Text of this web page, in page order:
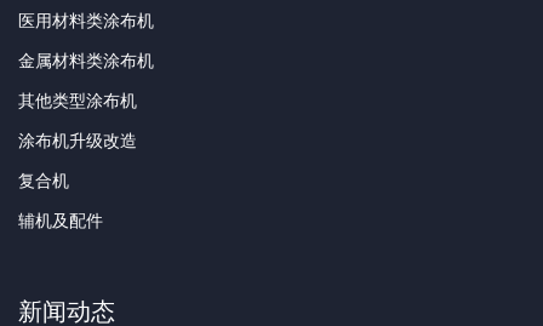
医用材料类涂布机
金属材料类涂布机
其他类型涂布机
涂布机升级改造
复合机
辅机及配件
新闻动态